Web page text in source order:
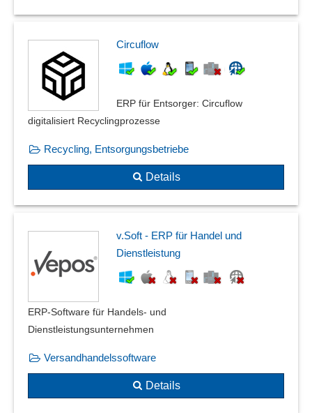
Circuflow
ERP für Entsorger: Circuflow
digitalisiert Recyclingprozesse
Recycling, Entsorgungsbetriebe
Details
v.Soft - ERP für Handel und
Dienstleistung
ERP-Software für Handels- und
Dienstleistungsunternehmen
Versandhandelssoftware
Details